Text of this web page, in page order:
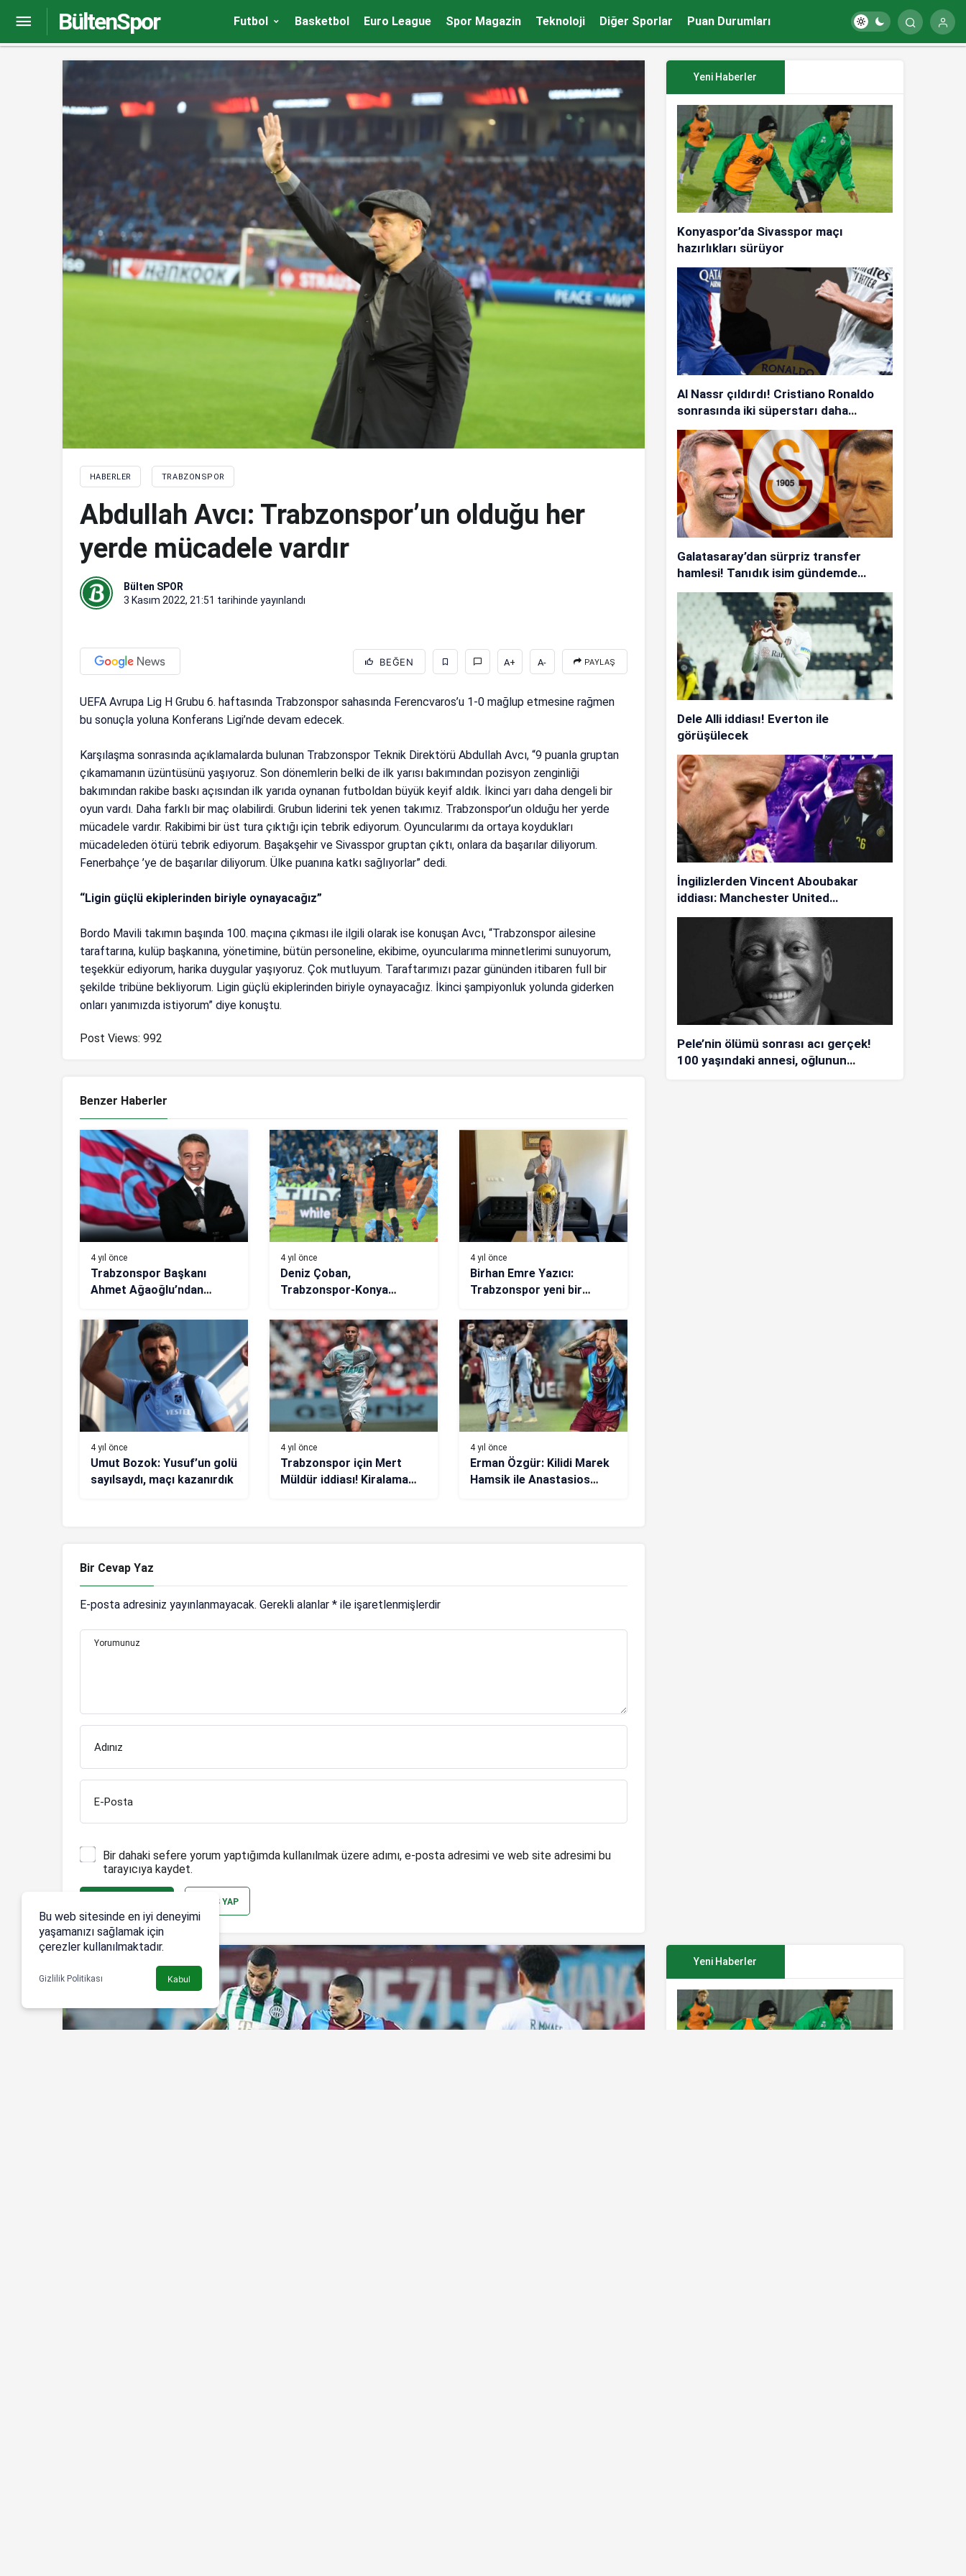
BültenSpor Futbol Basketbol Euro League Spor Magazin Teknoloji Diğer Sporlar Puan Durumları
HABERLER TRABZONSPOR
Abdullah Avcı: Trabzonspor’un olduğu her
yerde mücadele vardır
Bülten SPOR
3 Kasım 2022, 21:51 tarihinde yayınlandı
BEĞEN A+ A- PAYLAŞ
UEFA Avrupa Lig H Grubu 6. haftasında Trabzonspor sahasında Ferencvaros’u 1-0 mağlup etmesine rağmen
bu sonuçla yoluna Konferans Ligi’nde devam edecek.
Karşılaşma sonrasında açıklamalarda bulunan Trabzonspor Teknik Direktörü Abdullah Avcı, “9 puanla gruptan
çıkamamanın üzüntüsünü yaşıyoruz. Son dönemlerin belki de ilk yarısı bakımından pozisyon zenginliği
bakımından rakibe baskı açısından ilk yarıda oynanan futboldan büyük keyif aldık. İkinci yarı daha dengeli bir
oyun vardı. Daha farklı bir maç olabilirdi. Grubun liderini tek yenen takımız. Trabzonspor’un olduğu her yerde
mücadele vardır. Rakibimi bir üst tura çıktığı için tebrik ediyorum. Oyuncularımı da ortaya koydukları
mücadeleden ötürü tebrik ediyorum. Başakşehir ve Sivasspor gruptan çıktı, onlara da başarılar diliyorum.
Fenerbahçe ’ye de başarılar diliyorum. Ülke puanına katkı sağlıyorlar” dedi.
“Ligin güçlü ekiplerinden biriyle oynayacağız”
Bordo Mavili takımın başında 100. maçına çıkması ile ilgili olarak ise konuşan Avcı, “Trabzonspor ailesine
taraftarına, kulüp başkanına, yönetimine, bütün personeline, ekibime, oyuncularıma minnetlerimi sunuyorum,
teşekkür ediyorum, harika duygular yaşıyoruz. Çok mutluyum. Taraftarımızı pazar gününden itibaren full bir
şekilde tribüne bekliyorum. Ligin güçlü ekiplerinden biriyle oynayacağız. İkinci şampiyonluk yolunda giderken
onları yanımızda istiyorum” diye konuştu.
Post Views: 992
Benzer Haberler
4 yıl önce
Trabzonspor Başkanı
Ahmet Ağaoğlu’ndan
4 yıl önce
Deniz Çoban,
Trabzonspor-Konya
pozisyonlarını yorumladı:
VAR ispatlayamadı!
4 yıl önce
Birhan Emre Yazıcı:
Trabzonspor yeni bir
4 yıl önce
Umut Bozok: Yusuf’un golü
sayılsaydı, maçı kazanırdık
4 yıl önce
Trabzonspor için Mert
Müldür iddiası! Kiralama
4 yıl önce
Erman Özgür: Kilidi Marek
Hamsik ile Anastasios
Bir Cevap Yaz
E-posta adresiniz yayınlanmayacak. Gerekli alanlar * ile işaretlenmişlerdir
Yorumunuz
Adınız
E-Posta
Bir dahaki sefere yorum yaptığımda kullanılmak üzere adımı, e-posta adresimi ve web site adresimi bu
tarayıcıya kaydet.
GIRIŞ YAP
Yeni Haberler
Konyaspor’da Sivasspor maçı
hazırlıkları sürüyor
Al Nassr çıldırdı! Cristiano Ronaldo
sonrasında iki süperstarı daha
istiyorlar…
Galatasaray’dan sürpriz transfer
hamlesi! Tanıdık isim gündemde…
Dele Alli iddiası! Everton ile
görüşülecek
İngilizlerden Vincent Aboubakar
iddiası: Manchester United…
Pele’nin ölümü sonrası acı gerçek!
100 yaşındaki annesi, oğlunun
Marc Bartra: Kaliteli bir takım olduğumuzu gösterdik
Yeni Haberler
Bu web sitesinde en iyi deneyimi
yaşamanızı sağlamak için
çerezler kullanılmaktadır.
Gizlilik Politikası Kabul